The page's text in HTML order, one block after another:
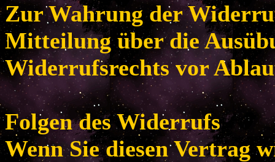
Zur Wahrung der
Mitteilung über die
Widerrufsrechts vor
Folgen des Widerrufs
Wenn Sie diesen Vertrag